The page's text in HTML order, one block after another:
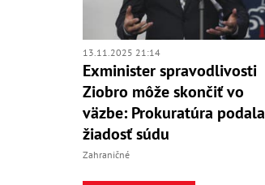
13.11.2025 21:14
Exminister spravodlivosti
Ziobro môže skončiť vo
väzbe: Prokuratúra podala
žiadosť súdu
Zahraničné